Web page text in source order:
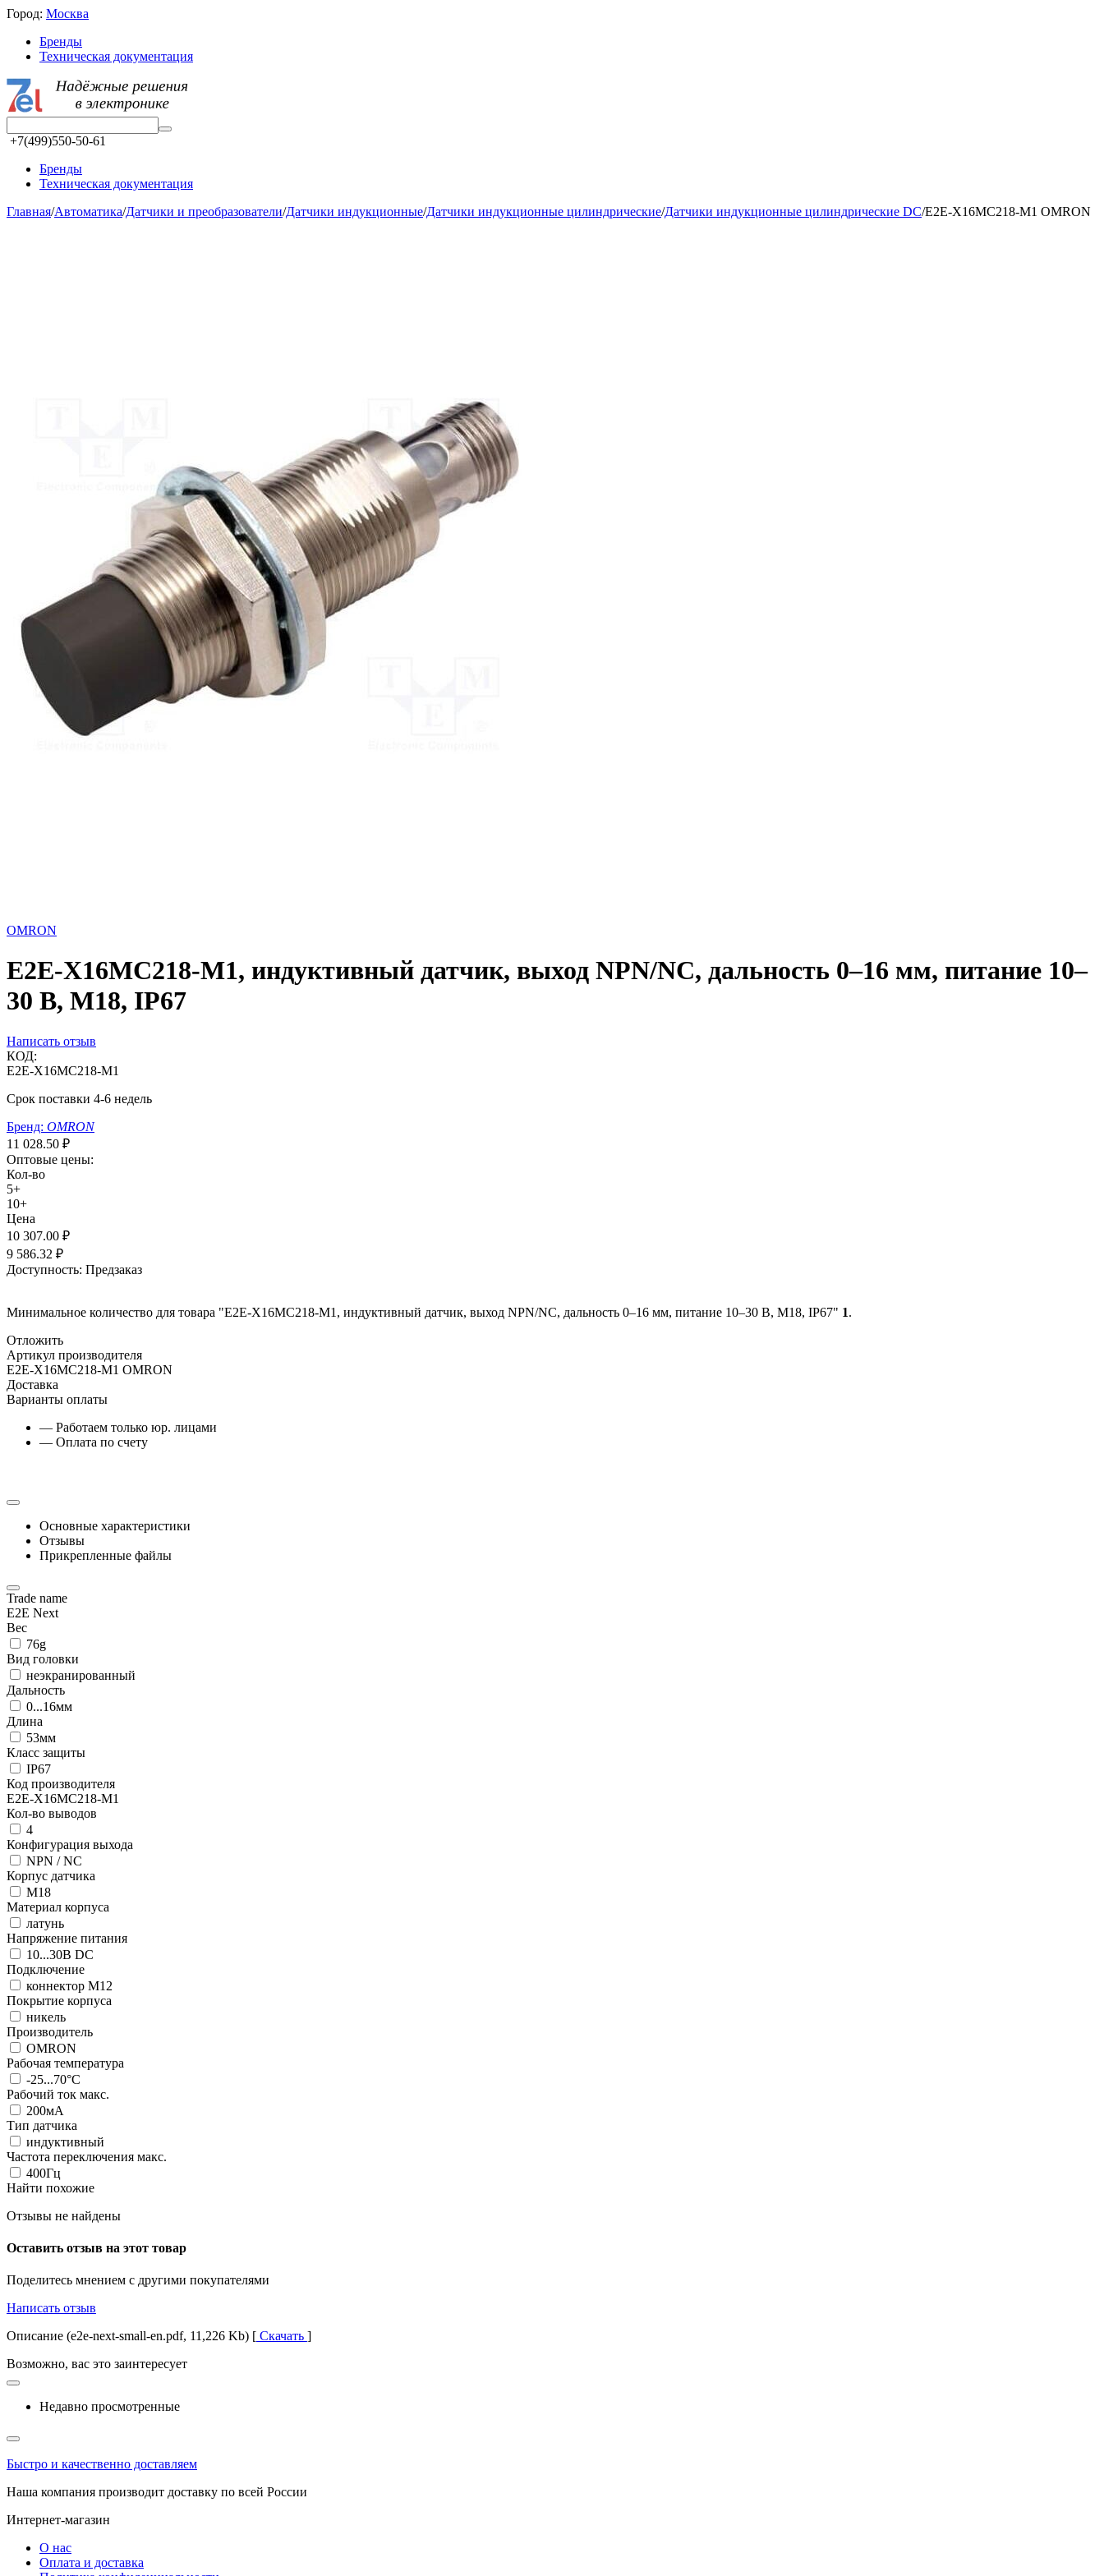
Город: Москва
Бренды
Техническая документация
+7(499)550-50-61
Бренды
Техническая документация
Главная/Автоматика/Датчики и преобразователи/Датчики индукционные/Датчики индукционные цилиндрические/Датчики индукционные цилиндрические DC/E2E-X16MC218-M1 OMRON
OMRON
E2E-X16MC218-M1, индуктивный датчик, выход NPN/NC, дальность 0–16 мм, питание 10–
30 В, М18, IP67
Написать отзыв
КОД:
E2E-X16MC218-M1
Срок поставки 4-6 недель
Бренд: OMRON
11 028.50 ₽
Оптовые цены:
Кол-во
5+
10+
Цена
10 307.00 ₽
9 586.32 ₽
Доступность: Предзаказ
Минимальное количество для товара "E2E-X16MC218-M1, индуктивный датчик, выход NPN/NC, дальность 0–16 мм, питание 10–30 В, М18, IP67" 1.
Отложить
Артикул производителя
E2E-X16MC218-M1 OMRON
Доставка
Варианты оплаты
— Работаем только юр. лицами
— Оплата по счету
Основные характеристики
Отзывы
Прикрепленные файлы
Trade name
E2E Next
Вес
76g
Вид головки
неэкранированный
Дальность
0...16мм
Длина
53мм
Класс защиты
IP67
Код производителя
E2E-X16MC218-M1
Кол-во выводов
4
Конфигурация выхода
NPN / NC
Корпус датчика
М18
Материал корпуса
латунь
Напряжение питания
10...30В DC
Подключение
коннектор M12
Покрытие корпуса
никель
Производитель
OMRON
Рабочая температура
-25...70°C
Рабочий ток макс.
200мА
Тип датчика
индуктивный
Частота переключения макс.
400Гц
Найти похожие
Отзывы не найдены
Оставить отзыв на этот товар
Поделитесь мнением с другими покупателями
Написать отзыв
Описание (e2e-next-small-en.pdf, 11,226 Kb) [ Скачать ]
Возможно, вас это заинтересует
Недавно просмотренные
Быстро и качественно доставляем
Наша компания производит доставку по всей России
Интернет-магазин
О нас
Оплата и доставка